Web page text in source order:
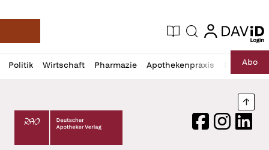
Deutsche Apotheker Zeitung
Aktuelle Ausgabe
Suche login
login
Politik Wirtschaft Pharmazie Apothekenpraxis RechtAbo
Profil
öffnen
Daz
Pur
Deutscher Apotheker Verlag Logo
FacebookInstagram